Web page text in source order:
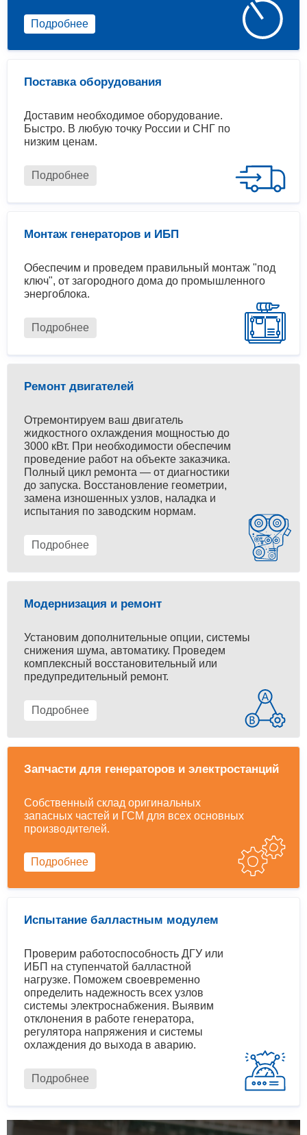
Поставка оборудования
Доставим необходимое оборудование.
Быстро. В любую точку России и СНГ по
низким ценам.
Подробнее
Монтаж генераторов и ИБП
Обеспечим и проведем правильный монтаж "под
ключ", от загородного дома до промышленного
энергоблока.
Подробнее
Подробнее
Ремонт двигателей
Отремонтируем ваш двигатель
жидкостного охлаждения мощностью до
3000 кВт. При необходимости обеспечим
проведение работ на объекте заказчика.
Полный цикл ремонта — от диагностики
до запуска. Восстановление геометрии,
замена изношенных узлов, наладка и
испытания по заводским нормам.
Подробнее
Модернизация и ремонт
Установим дополнительные опции, системы
снижения шума, автоматику. Проведем
комплексный восстановительный или
предупредительный ремонт.
Подробнее
Запчасти для генераторов и электростанций
Собственный склад оригинальных
запасных частей и ГСМ для всех основных
производителей.
Подробнее
Испытание балластным модулем
Проверим работоспособность ДГУ или
ИБП на ступенчатой балластной
нагрузке. Поможем своевременно
определить надежность всех узлов
системы электроснабжения. Выявим
отклонения в работе генератора,
регулятора напряжения и системы
охлаждения до выхода в аварию.
Подробнее